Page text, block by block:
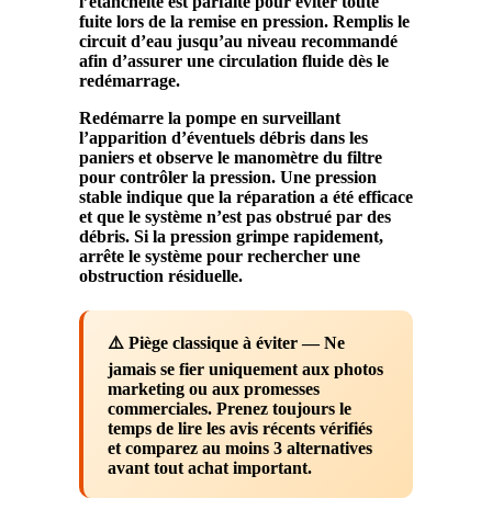
fuite lors de la remise en pression. Remplis le
circuit d’eau jusqu’au niveau recommandé
afin d’assurer une circulation fluide dès le
redémarrage.
Redémarre la pompe en surveillant
l’apparition d’éventuels débris dans les
paniers et observe le manomètre du filtre
pour contrôler la pression. Une pression
stable indique que la réparation a été efficace
et que le système n’est pas obstrué par des
débris. Si la pression grimpe rapidement,
arrête le système pour rechercher une
obstruction résiduelle.
⚠️ Piège classique à éviter— Ne
jamais se fier uniquement aux photos
marketing ou aux promesses
commerciales. Prenez toujours le
temps de lire les avis récents vérifiés
et comparez au moins 3 alternatives
avant tout achat important.